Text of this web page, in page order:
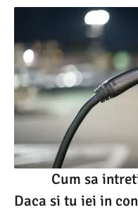
Cum sa
Daca si tu iei in